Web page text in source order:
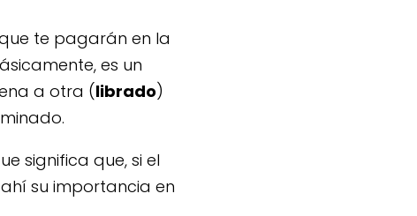
te pagarán en la
es un
a otra (librado)
significa que, si el
su importancia en